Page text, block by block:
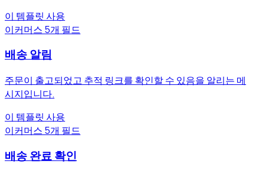
이 템플릿 사용
이커머스 5개 필드
배송 알림
주문이 출고되었고 추적 링크를 확인할 수 있음을 알리는 메
시지입니다.
이 템플릿 사용
이커머스 5개 필드
배송 완료 확인